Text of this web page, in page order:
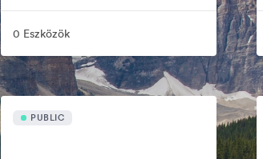
0 Eszközök
PUBLIC